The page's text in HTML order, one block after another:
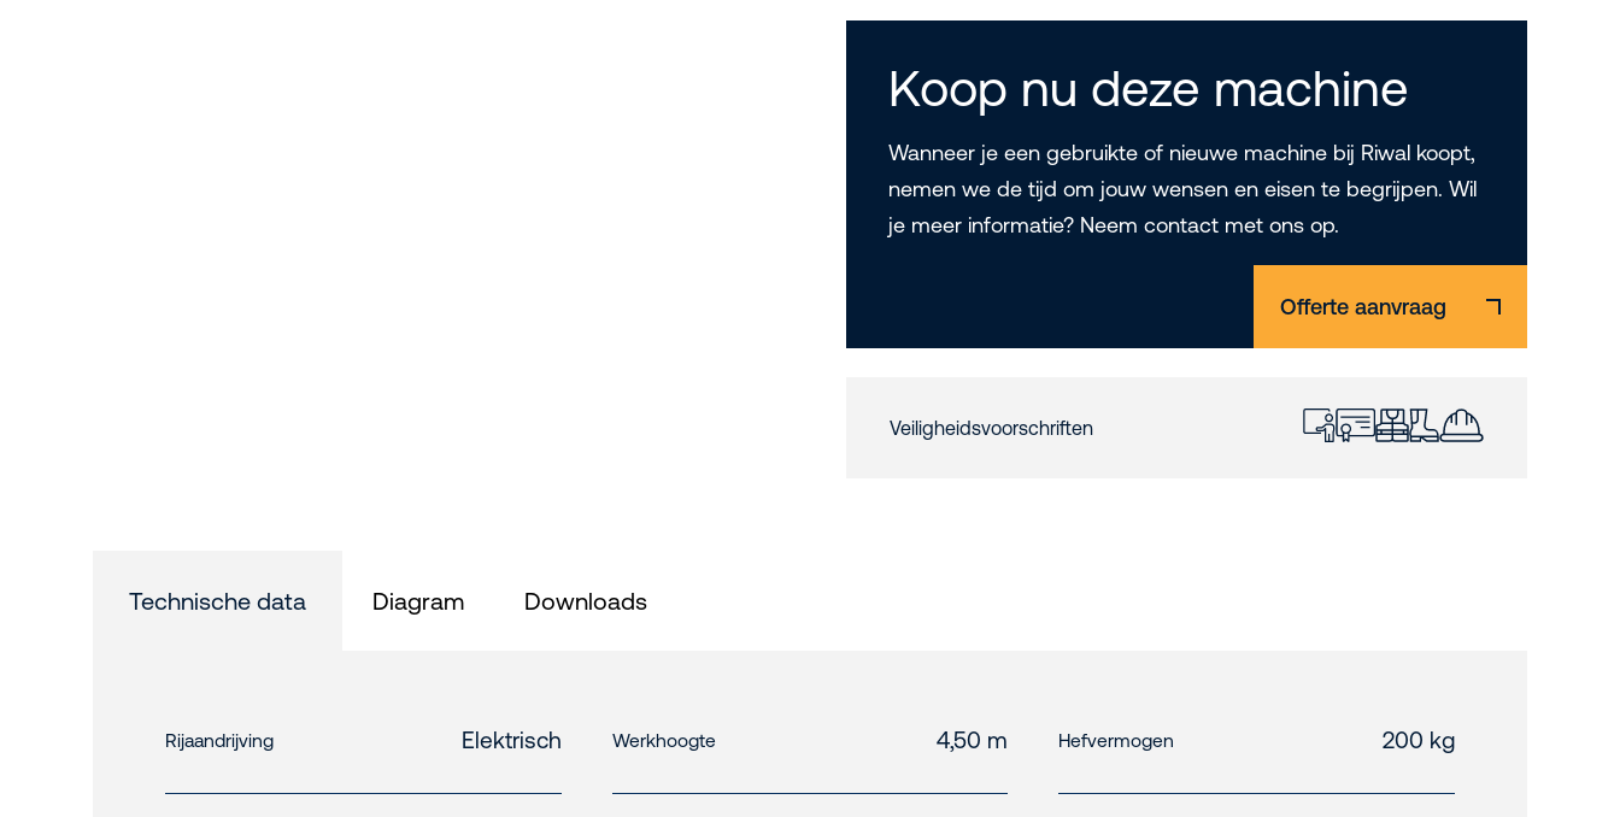
Koop nu deze machine
Wanneer je een gebruikte of nieuwe machine bij Riwal koopt,
nemen we de tijd om jouw wensen en eisen te begrijpen. Wil
je meer informatie? Neem contact met ons op.
Offerte aanvraag
Veiligheidsvoorschriften
Technische data Diagram Downloads
Rijaandrijving Elektrisch Werkhoogte 4,50 m Hefvermogen 200 kg